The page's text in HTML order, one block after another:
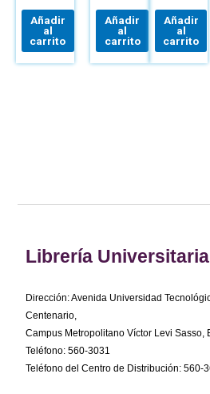
Añadir
al
carrito
Añadir
al
carrito
Añadir
al
carrito
Librería Universitaria
Dirección: Avenida Universidad
Centenario,
Campus Metropolitano Víctor Levi Sasso,
Teléfono: 560-3031
Teléfono del Centro de Distribución: 560-